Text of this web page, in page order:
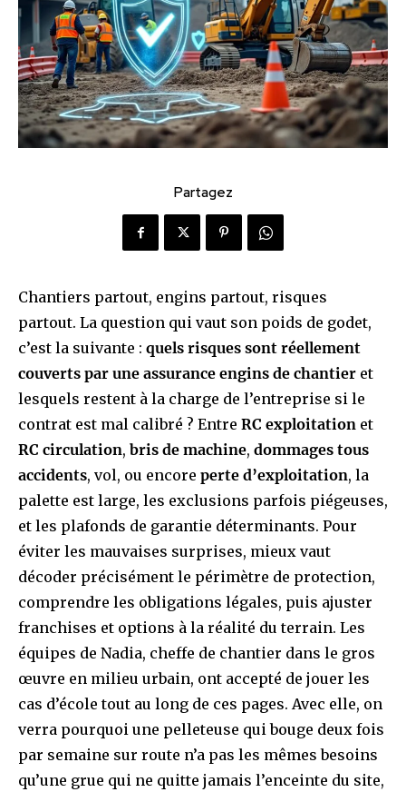
Partagez
Chantiers partout, engins partout, risques
partout. La question qui vaut son poids de godet,
c’est la suivante : quels risques sont réellement
couverts par une assurance engins de chantier et
lesquels restent à la charge de l’entreprise si le
contrat est mal calibré ? Entre RC exploitation et
RC circulation, bris de machine, dommages tous
accidents, vol, ou encore perte d’exploitation, la
palette est large, les exclusions parfois piégeuses,
et les plafonds de garantie déterminants. Pour
éviter les mauvaises surprises, mieux vaut
décoder précisément le périmètre de protection,
comprendre les obligations légales, puis ajuster
franchises et options à la réalité du terrain. Les
équipes de Nadia, cheffe de chantier dans le gros
œuvre en milieu urbain, ont accepté de jouer les
cas d’école tout au long de ces pages. Avec elle, on
verra pourquoi une pelleteuse qui bouge deux fois
par semaine sur route n’a pas les mêmes besoins
qu’une grue qui ne quitte jamais l’enceinte du site,